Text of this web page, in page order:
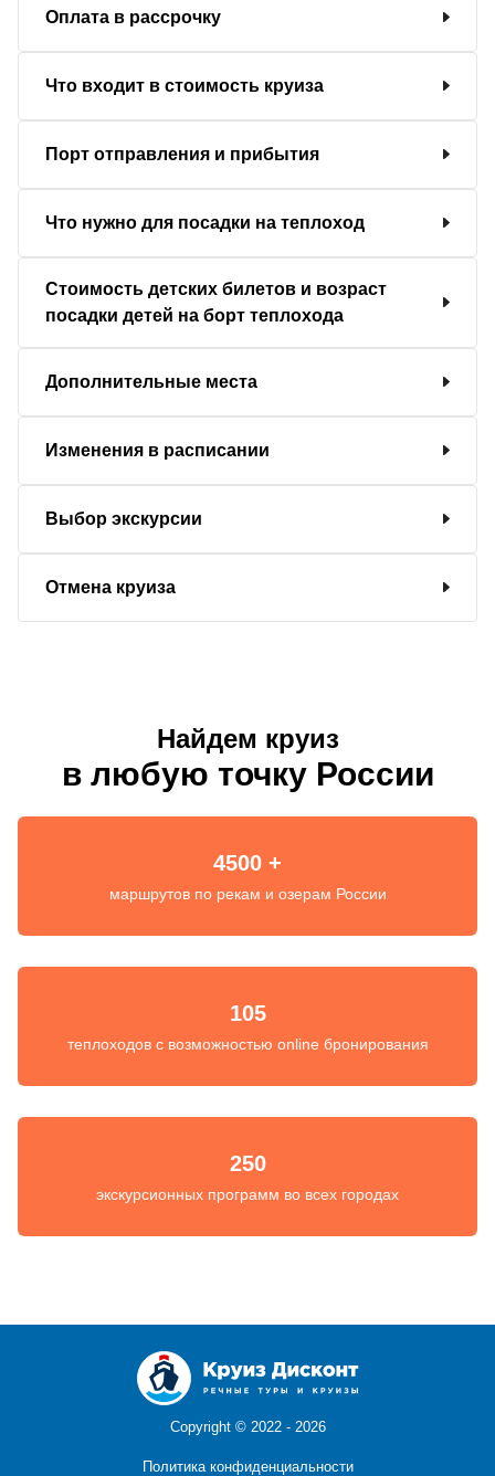
Оплата в рассрочку
Что входит в стоимость круиза
Порт отправления и прибытия
Что нужно для посадки на теплоход
Стоимость детских билетов и возраст
посадки детей на борт теплохода
Дополнительные места
Изменения в расписании
Выбор экскурсии
Отмена круиза
Найдем круиз
в любую точку России
4500 +
маршрутов по рекам и озерам России
105
теплоходов с возможностью online бронирования
250
экскурсионных программ во всех городах
Copyright © 2022 - 2026
Политика конфиденциальности